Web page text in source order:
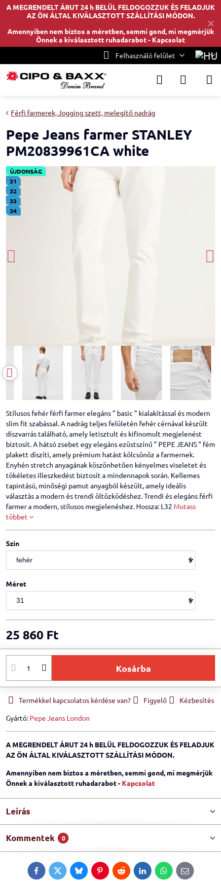
✕
A MEGRENDELT ÁRUT 24 h BELÜL FELDOGOZZUK ÉS FELADJUK
AZ ÖN ÁLTAL KIVÁLASZTOTT SZÁLLÍTÁSI MÓDON.
Amennyiben nem biztos a méretben, semmi gond, mi megmérjük
Önnek a kiválasztott ruhadarabot - Kapcsolat
Felhasználó felület
ÚJDONSÁG
31
32
33
34
Férfi farmerek, Jogging szett, melegítő nadrág
Pepe Jeans farmer STANLEY
PM20839961CA white
Stílusos fehér férfi farmer elegáns " basic " kialakítással és modern
slim fit szabással. A nadrág teljes felületén fehér cérnával készült
díszvarrás található, amely letisztult és kifinomult megjelenést
biztosít. A hátsó zsebet egy elegáns ezüstszínű " PEPE JEANS " fém
plakett díszíti, amely prémium hatást kölcsönöz a farmernek.
Enyhén stretch anyagának köszönhetően kényelmes viseletet és
tökéletes illeszkedést biztosít a mindennapok során. Kellemes
tapintású, minőségi pamut anyagból készült, amely ideális
választás a modern és trendi öltözködéshez. Trendi és elegáns férfi
farmer a modern, stílusos megjelenéshez. Hossza: L32 Mutass
többet
Szín
Méret
25 860 Ft
Kosárba
Termékkel kapcsolatos kérdése van? Figyelő
Kézbesítés
Gyártó: Pepe Jeans London
A MEGRENDELT ÁRUT 24 h BELÜL FELDOGOZZUK ÉS FELADJUK
AZ ÖN ÁLTAL KIVÁLASZTOTT SZÁLLÍTÁSI MÓDON.
Amennyiben nem biztos a méretben, semmi gond, mi megmérjük
Önnek a kiválasztott ruhadarabot - Kapcsolat
Leírás
Kommentek 0
FacebookTwitterBlueskyPinterestRedditLinkedInWhatsApp
E-
mail